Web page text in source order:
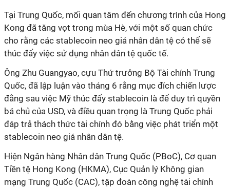
Tại Trung Quốc, mối quan tâm đến chương trình của Hong
Kong đã tăng vọt trong mùa Hè, với một số quan chức
cho rằng các stablecoin neo giá nhân dân tệ có thể sẽ
thúc đẩy việc sử dụng nhân dân tệ quốc tế.
Ông Zhu Guangyao, cựu Thứ trưởng Bộ Tài chính Trung
Quốc, đã lập luận vào tháng 6 rằng mục đích chiến lược
đằng sau việc Mỹ thúc đẩy stablecoin là để duy trì quyền
bá chủ của USD, và điều quan trọng là Trung Quốc phải
đáp trả thách thức tài chính đó bằng việc phát triển một
stablecoin neo giá nhân dân tệ.
Hiện Ngân hàng Nhân dân Trung Quốc (PBoC), Cơ quan
Tiền tệ Hong Kong (HKMA), Cục Quản lý Không gian
mạng Trung Quốc (CAC), tập đoàn công nghệ tài chính